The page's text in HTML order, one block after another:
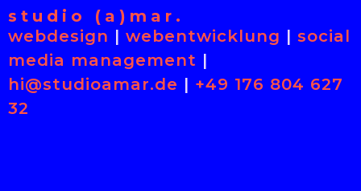
studio (a)mar.
webdesign | webentwicklung | social
media management |
hi@studioamar.de | +49 176 804 627
32